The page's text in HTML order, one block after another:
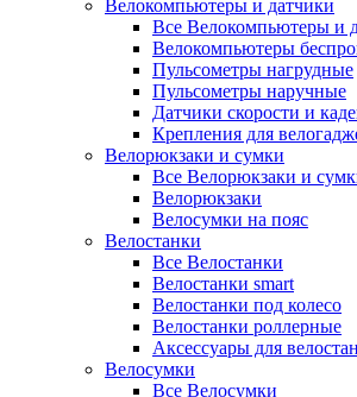
Велокомпьютеры и датчики
Все Велокомпьютеры и
Велокомпьютеры
Пульсометры нагрудные
Пульсометры наручные
Датчики скорости и
Крепления для
Велорюкзаки и сумки
Все Велорюкзаки и
Велорюкзаки
Велосумки на пояс
Велостанки
Все Велостанки
Велостанки smart
Велостанки под колесо
Велостанки роллерные
Аксессуары для
Велосумки
Все Велосумки